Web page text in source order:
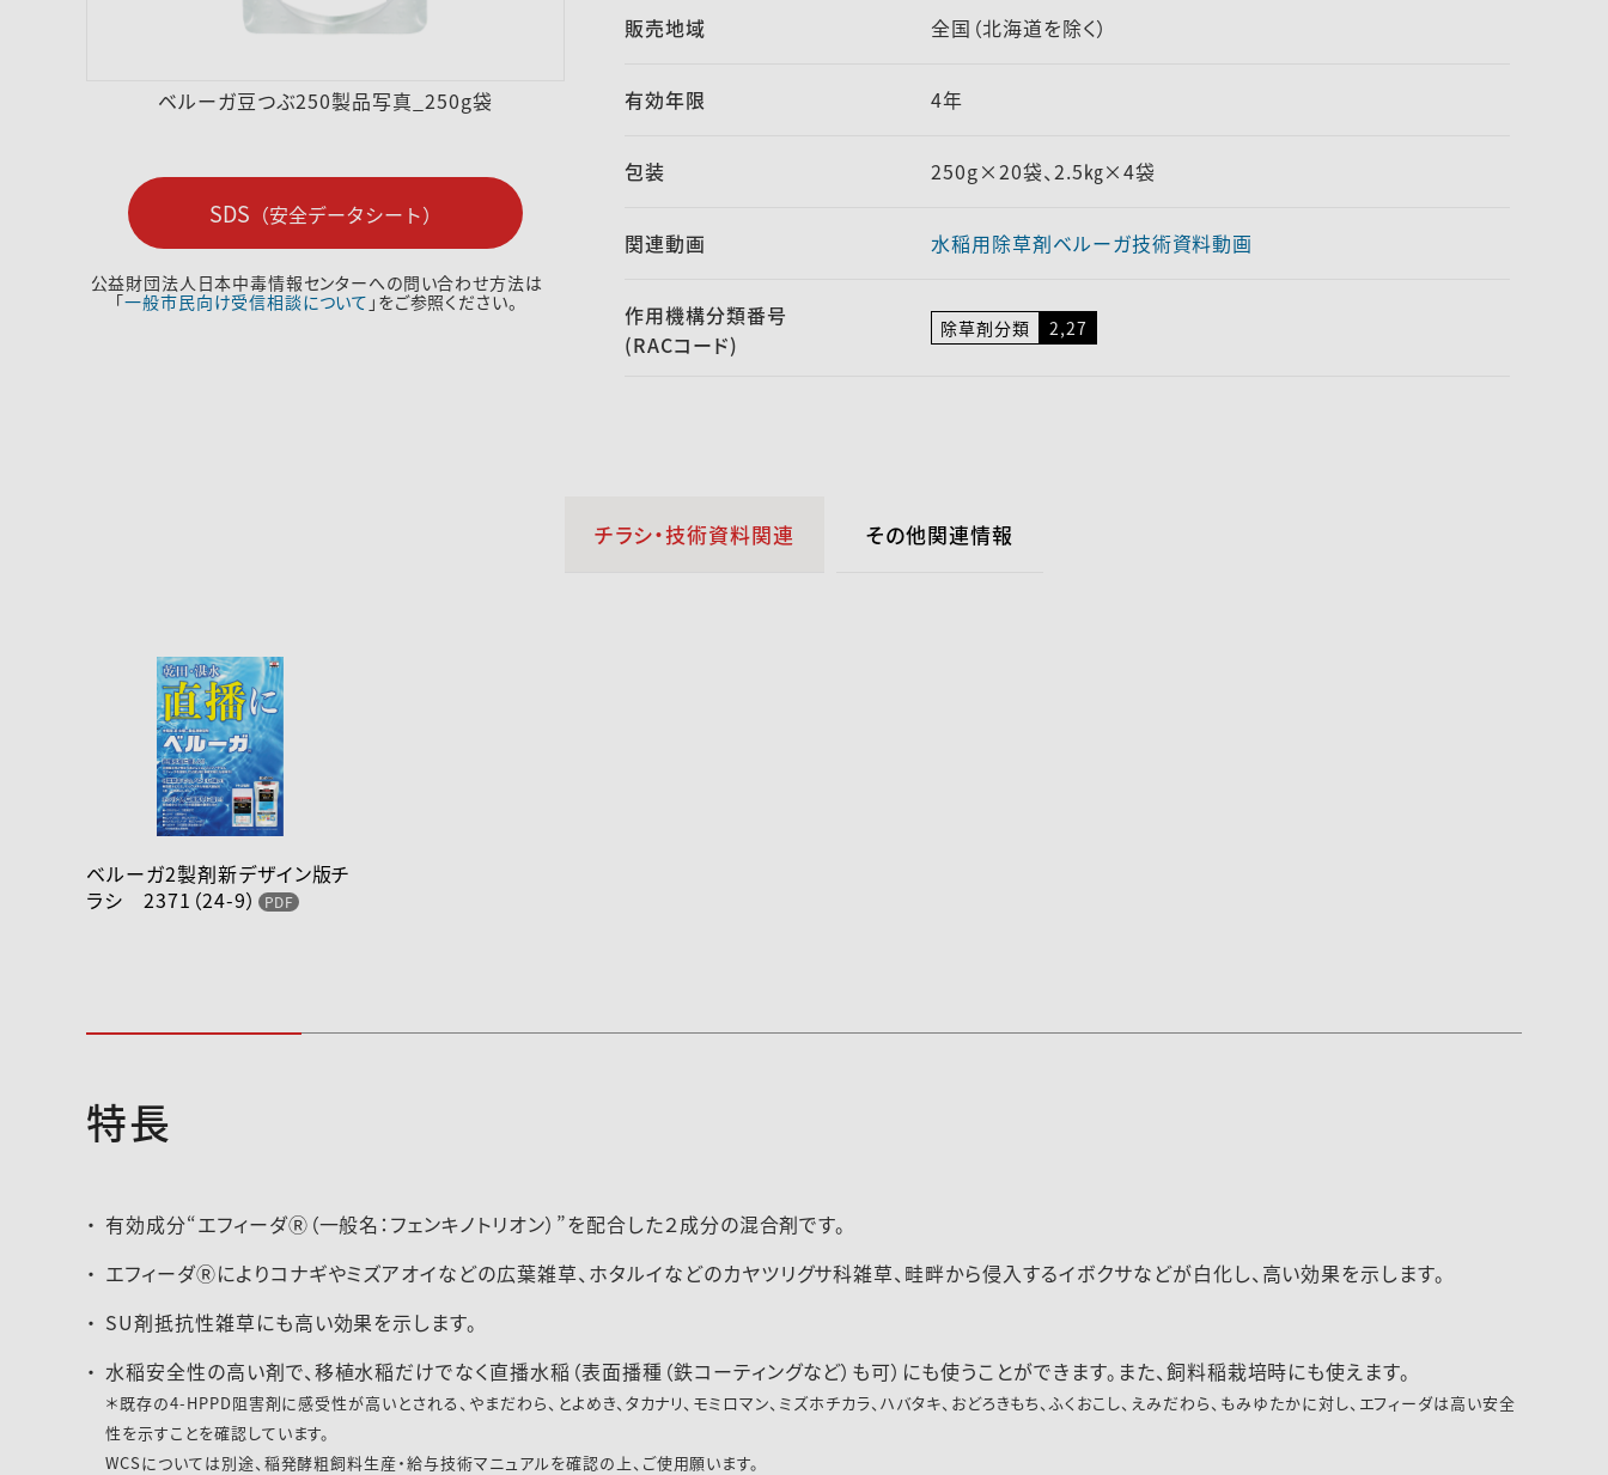
ベルーガ豆つぶ250製品写真_250g袋
SDS （安全データシート）
公益財団法人日本中毒情報センターへの問い合わせ方法は
「一般市民向け受信相談について 」をご参照ください。
販売地域 全国（北海道を除く）
有効年限 4年
包装 250g×20袋、2.5㎏×4袋
関連動画 水稲用除草剤ベルーガ技術資料動画
作用機構分類番号
(RACコード)
除草剤分類 2,27
チラシ・技術資料関連 その他関連情報
ベルーガ2製剤新デザイン版チ
ラシ 2371（24-9）
2024-145登録速報（240626）
特長
有効成分“エフィーダⓇ（一般名：フェンキノトリオン）”を配合した２成分の混合剤です。
エフィーダⓇによりコナギやミズアオイなどの広葉雑草、ホタルイなどのカヤツリグサ科雑草、畦畔から侵入するイボクサなどが白化し、高い効果を示します。
SU剤抵抗性雑草にも高い効果を示します。
水稲安全性の高い剤で、移植水稲だけでなく直播水稲（表面播種（鉄コーティングなど）も可）にも使うことができます。また、飼料稲栽培時にも使えます。
＊既存の4-HPPD阻害剤に感受性が高いとされる、やまだわら、とよめき、タカナリ、モミロマン、ミズホチカラ、ハバタキ、おどろきもち、ふくおこし、えみだわら、もみゆたかに対し、エフィーダは高い安全
性を示すことを確認しています。
WCSについては別途、稲発酵粗飼料生産・給与技術マニュアルを確認の上、ご使用願います。